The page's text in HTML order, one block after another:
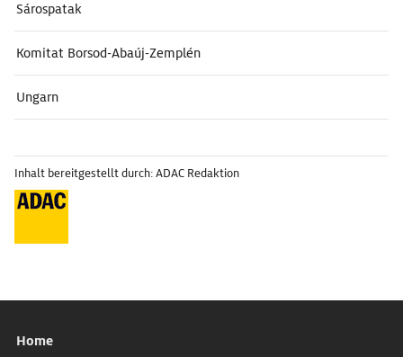
Sárospatak
Komitat Borsod-Abaúj-Zemplén
Ungarn
Inhalt bereitgestellt durch: ADAC Redaktion
Home